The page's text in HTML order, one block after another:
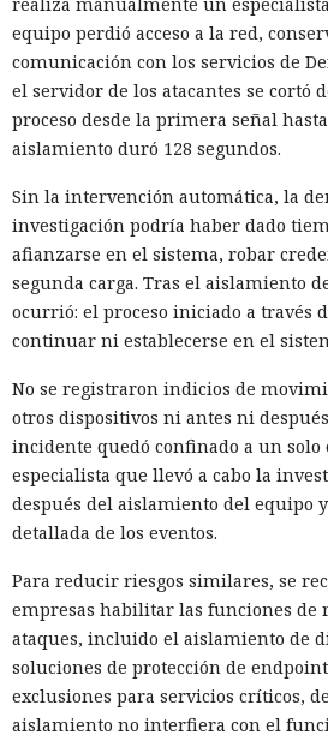
realiza manualmente un
equipo perdió acceso a la red,
comunicación con los servicios de
el servidor de los atacantes se cortó
proceso desde la primera señal
aislamiento duró 128 segundos.
Sin la intervención automática, la
investigación podría haber dado
afianzarse en el sistema, robar
segunda carga. Tras el aislamiento
ocurrió: el proceso iniciado a través
continuar ni establecerse en el
No se registraron indicios de
otros dispositivos ni antes ni
incidente quedó confinado a un solo
especialista que llevó a cabo la
después del aislamiento del equipo
detallada de los eventos.
Para reducir riesgos similares, se
empresas habilitar las funciones de
ataques, incluido el aislamiento de
soluciones de protección de
exclusiones para servicios críticos,
aislamiento no interfiera con el